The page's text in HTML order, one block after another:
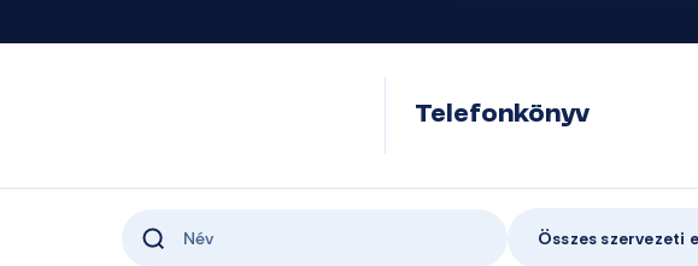
Telefonkönyv
Összes szervezeti